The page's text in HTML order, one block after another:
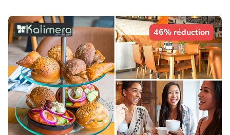
46% réduction